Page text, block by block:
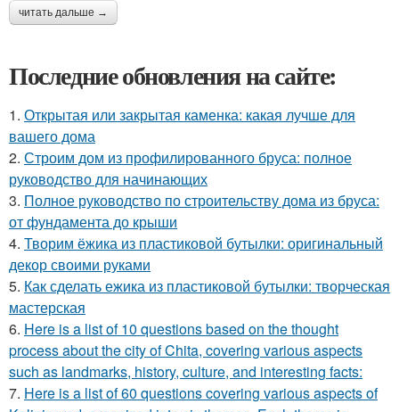
читать дальше →
Последние обновления на сайте:
1. Открытая или закрытая каменка: какая лучше для
вашего дома
2. Строим дом из профилированного бруса: полное
руководство для начинающих
3. Полное руководство по строительству дома из бруса:
от фундамента до крыши
4. Творим ёжика из пластиковой бутылки: оригинальный
декор своими руками
5. Как сделать ежика из пластиковой бутылки: творческая
мастерская
6. Here is a list of 10 questions based on the thought
process about the city of Chita, covering various aspects
such as landmarks, history, culture, and interesting facts:
7. Here is a list of 60 questions covering various aspects of